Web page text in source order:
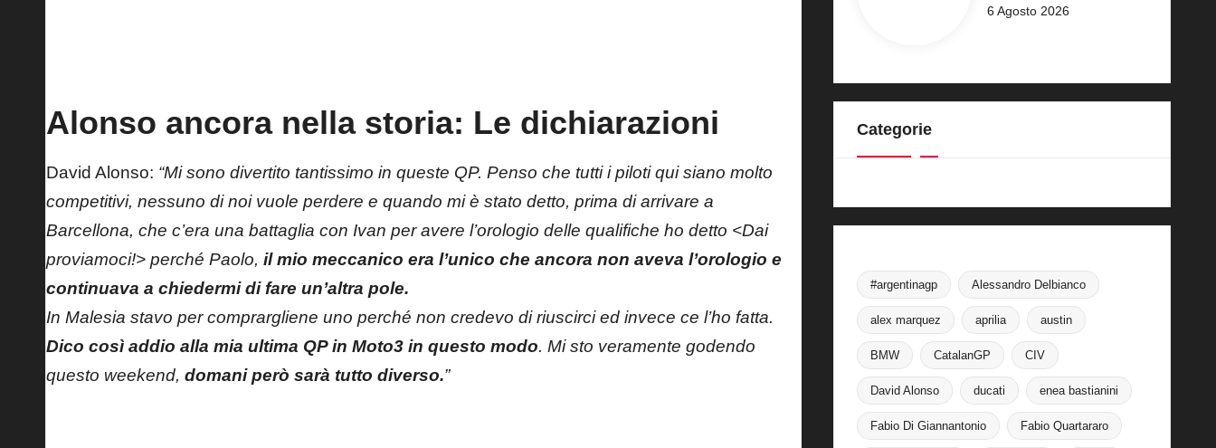
Alonso ancora nella storia: Le dichiarazioni
David Alonso: “Mi sono divertito tantissimo in queste QP. Penso che tutti i piloti qui siano molto
competitivi, nessuno di noi vuole perdere e quando mi è stato detto, prima di arrivare a
Barcellona, che c’era una battaglia con Ivan per avere l’orologio delle qualifiche ho detto <Dai
proviamoci!> perché Paolo, il mio meccanico era l’unico che ancora non aveva l’orologio e
continuava a chiedermi di fare un’altra pole.
In Malesia stavo per comprargliene uno perché non credevo di riuscirci ed invece ce l’ho fatta.
Dico così addio alla mia ultima QP in Moto3 in questo modo. Mi sto veramente godendo
questo weekend, domani però sarà tutto diverso.”
6 Agosto 2026
Categorie
#argentinagp Alessandro Delbianco
alex marquez aprilia austin
BMW CatalanGP CIV
David Alonso ducati enea bastianini
Fabio Di Giannantonio Fabio Quartararo